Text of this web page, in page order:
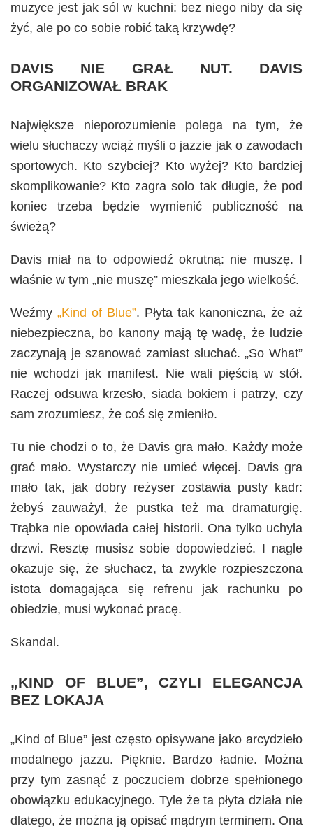
muzyce jest jak sól w kuchni: bez niego niby da się
żyć, ale po co sobie robić taką krzywdę?
DAVIS NIE GRAŁ NUT. DAVIS
ORGANIZOWAŁ BRAK
Największe nieporozumienie polega na tym, że
wielu słuchaczy wciąż myśli o jazzie jak o zawodach
sportowych. Kto szybciej? Kto wyżej? Kto bardziej
skomplikowanie? Kto zagra solo tak długie, że pod
koniec trzeba będzie wymienić publiczność na
świeżą?
Davis miał na to odpowiedź okrutną: nie muszę. I
właśnie w tym „nie muszę” mieszkała jego wielkość.
Weźmy „Kind of Blue”. Płyta tak kanoniczna, że aż
niebezpieczna, bo kanony mają tę wadę, że ludzie
zaczynają je szanować zamiast słuchać. „So What”
nie wchodzi jak manifest. Nie wali pięścią w stół.
Raczej odsuwa krzesło, siada bokiem i patrzy, czy
sam zrozumiesz, że coś się zmieniło.
Tu nie chodzi o to, że Davis gra mało. Każdy może
grać mało. Wystarczy nie umieć więcej. Davis gra
mało tak, jak dobry reżyser zostawia pusty kadr:
żebyś zauważył, że pustka też ma dramaturgię.
Trąbka nie opowiada całej historii. Ona tylko uchyla
drzwi. Resztę musisz sobie dopowiedzieć. I nagle
okazuje się, że słuchacz, ta zwykle rozpieszczona
istota domagająca się refrenu jak rachunku po
obiedzie, musi wykonać pracę.
Skandal.
„KIND OF BLUE”, CZYLI ELEGANCJA
BEZ LOKAJA
„Kind of Blue” jest często opisywane jako arcydzieło
modalnego jazzu. Pięknie. Bardzo ładnie. Można
przy tym zasnąć z poczuciem dobrze spełnionego
obowiązku edukacyjnego. Tyle że ta płyta działa nie
dlatego, że można ją opisać mądrym terminem. Ona